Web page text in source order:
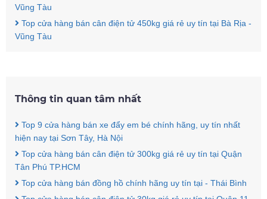
Vũng Tàu
Top cửa hàng bán cân điện tử 450kg giá rẻ uy tín tại Bà Rịa -
Vũng Tàu
Thông tin quan tâm nhất
Top 9 cửa hàng bán xe đẩy em bé chính hãng, uy tín nhất
hiện nay tại Sơn Tây, Hà Nội
Top cửa hàng bán cân điện tử 300kg giá rẻ uy tín tại Quận
Tân Phú TP.HCM
Top cửa hàng bán đồng hồ chính hãng uy tín tại - Thái Bình